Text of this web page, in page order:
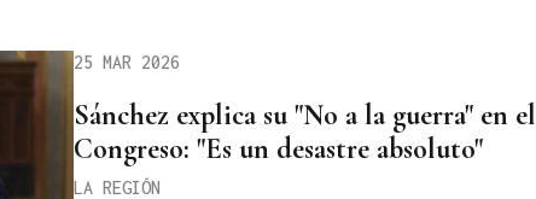
25 MAR 2026
Sánchez explica su "No a la guerra" en el
Congreso: "Es un desastre absoluto"
LA REGIÓN